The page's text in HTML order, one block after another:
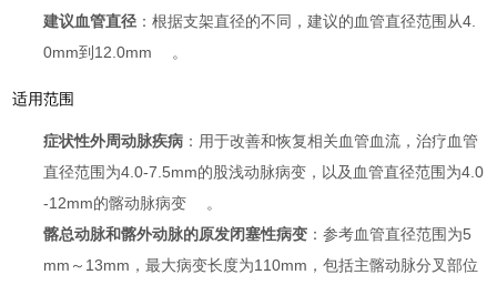
建议血管直径 ：根据支架直径的不同，建议的血管直径范围从4.
0mm到12.0mm
。
适用范围
症状性外周动脉疾病 ：用于改善和恢复相关血管血流，治疗血管
直径范围为4.0-7.5mm的股浅动脉病变，以及血管直径范围为4.0
-12mm的髂动脉病变
。
髂总动脉和髂外动脉的原发闭塞性病变 ：参考血管直径范围为5
mm～13mm，最大病变长度为110mm，包括主髂动脉分叉部位